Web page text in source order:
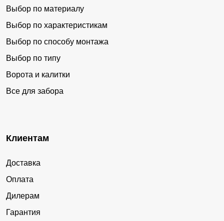
Выбор по материалу
Выбор по характеристикам
Выбор по способу монтажа
Выбор по типу
Ворота и калитки
Все для забора
Клиентам
Доставка
Оплата
Дилерам
Гарантия